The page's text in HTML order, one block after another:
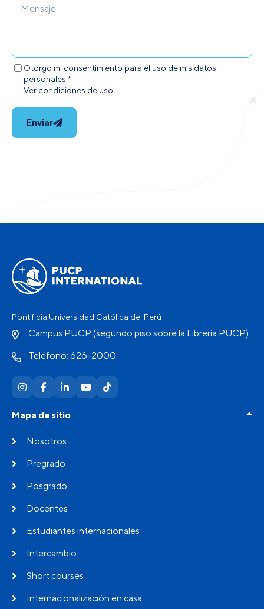
Otorgo mi consentimiento para el uso de mis datos
personales.*
Ver condiciones de uso
Enviar
Pontificia Universidad Católica del Perú
Campus PUCP (segundo piso sobre la Librería PUCP)
Teléfono: 626-2000
Mapa de sitio
Nosotros
Pregrado
Posgrado
Docentes
Estudiantes internacionales
Intercambio
Short courses
Internacionalización en casa